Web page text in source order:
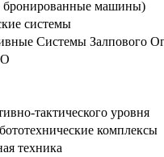
машины)
системы
Системы Залпового
тактического уровня
комплексы
техника